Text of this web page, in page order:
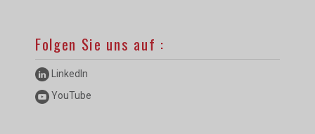
Folgen Sie uns auf :
LinkedIn
YouTube